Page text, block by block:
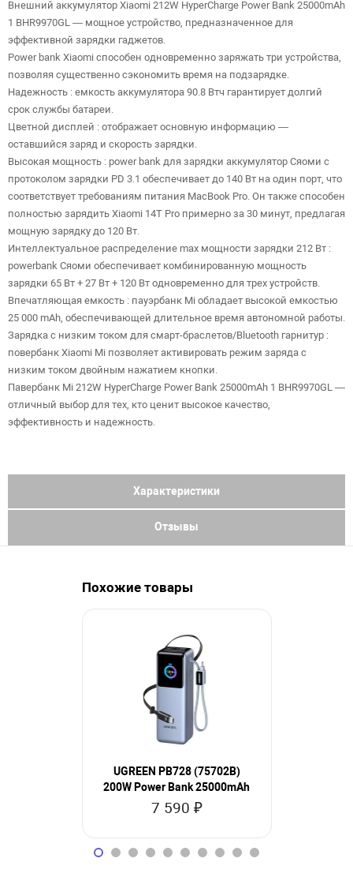
Внешний аккумулятор Xiaomi 212W HyperCharge Power Bank 25000mAh
1 BHR9970GL — мощное устройство, предназначенное для
эффективной зарядки гаджетов.
Power bank Xiaomi способен одновременно заряжать три устройства,
позволяя существенно сэкономить время на подзарядке.
Надежность : емкость аккумулятора 90.8 Втч гарантирует долгий
срок службы батареи.
Цветной дисплей : отображает основную информацию —
оставшийся заряд и скорость зарядки.
Высокая мощность : power bank для зарядки аккумулятор Сяоми с
протоколом зарядки PD 3.1 обеспечивает до 140 Вт на один порт, что
соответствует требованиям питания MacBook Pro. Он также способен
полностью зарядить Xiaomi 14T Pro примерно за 30 минут, предлагая
мощную зарядку до 120 Вт.
Интеллектуальное распределение max мощности зарядки 212 Вт :
powerbank Сяоми обеспечивает комбинированную мощность
зарядки 65 Вт + 27 Вт + 120 Вт одновременно для трех устройств.
Впечатляющая емкость : пауэрбанк Mi обладает высокой емкостью
25 000 mAh, обеспечивающей длительное время автономной работы.
Зарядка с низким током для смарт-браслетов/Bluetooth гарнитур :
повербанк Xiaomi Mi позволяет активировать режим заряда с
низким током двойным нажатием кнопки.
Павербанк Mi 212W HyperCharge Power Bank 25000mAh 1 BHR9970GL —
отличный выбор для тех, кто ценит высокое качество,
эффективность и надежность.
Характеристики
Отзывы
Похожие товары
UGREEN PB728 (75702B)
200W Power Bank 25000mAh
7 590 ₽